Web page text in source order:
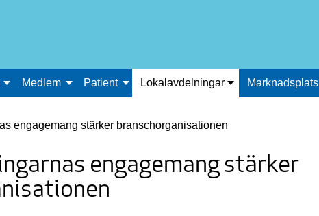
Medlem Patient Lokalavdelningar Marknadsplats
engagemang stärker branschorganisationen
engagemang stärker